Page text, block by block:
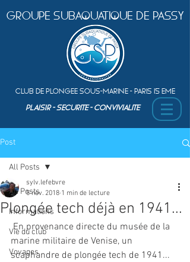
Groupe Subaquatique de Passy
Club de plongEe sous-marine - Paris 15 Eme
PLAISIR - SEcurite - ConvivialitE
Post
All Posts
Informations
Vie du club
Voyages
All Posts
Plongée tech déjà en 1941...
sylv.lefebvre
5 nov. 2018 1 min de lecture
En provenance directe du musée de la
marine militaire de Venise, un
scaphandre de plongée tech de 1941...